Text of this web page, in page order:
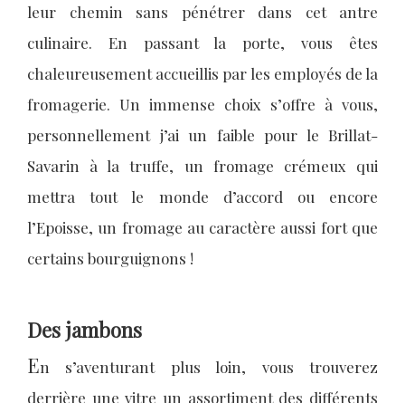
leur chemin sans pénétrer dans cet antre
culinaire. En passant la porte, vous êtes
chaleureusement accueillis par les employés de la
fromagerie. Un immense choix s’offre à vous,
personnellement j’ai un faible pour le Brillat-
Savarin à la truffe, un fromage crémeux qui
mettra tout le monde d’accord ou encore
l’Epoisse, un fromage au caractère aussi fort que
certains bourguignons !
Des jambons
En s’aventurant plus loin, vous trouverez
derrière une vitre un assortiment des différents